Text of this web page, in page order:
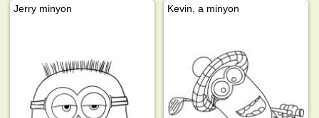
Jerry minyon Kevin, a minyon